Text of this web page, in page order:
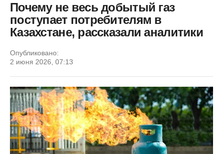
Почему не весь добытый газ
поступает потребителям в
Казахстане, рассказали аналитики
Опубликовано:
2 июня 2026, 07:13